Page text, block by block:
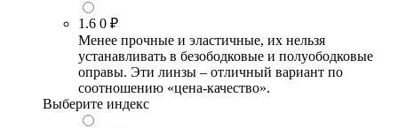
1.6 0 ₽
Менее прочные и эластичные, их нельзя
устанавливать в безободковые и полуободковые
оправы. Эти линзы – отличный вариант по
соотношению «цена-качество».
Выберите индекс